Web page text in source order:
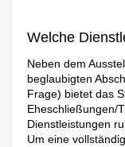
Welche
Neben dem
beglaubigten
Frage) bietet das
Eheschließungen/
Dienstleistungen
Um eine